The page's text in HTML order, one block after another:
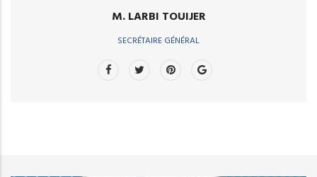
M. LARBI TOUIJER
SECRÉTAIRE GÉNÉRAL